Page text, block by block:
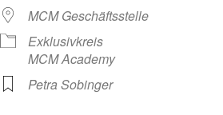
MCM Geschäftsstelle
Exklusivkreis
MCM Academy
Petra Sobinger